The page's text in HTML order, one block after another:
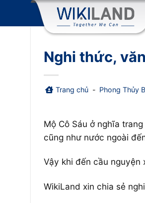
Nghi thức,
Trang chủ - Phong Thủy
Mộ Cô Sáu ở nghĩa
cũng như nước ngoài
Vậy khi đến cầu nguyện
WikiLand xin chia sẻ